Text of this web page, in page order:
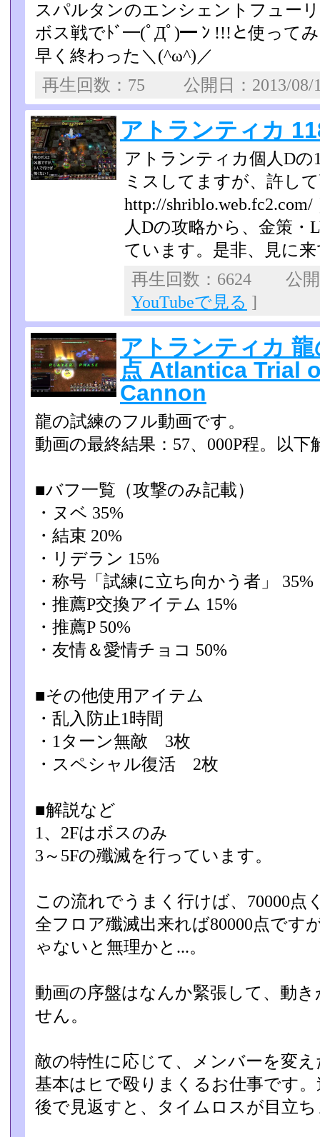
スパルタンのエンシェントフュー
ボス戦でﾄﾞ━(ﾟДﾟ)━ ﾝ !!!と使って
早く終わった＼(^ω^)／
再生回数：75 公開日：2013/
アトランティカ
アトランティカ個人Dの
ミスしてますが、許し
http://
人Dの攻略から、金策
ていま­す。是非、見に
再生回数：6624 公
YouTubeで見る ]
アトランティカ
点 Atlantica Trial
Cannon
龍の試練のフル動画です。
動画の最終結果：57、000P程。以下
■バフ一覧（攻撃のみ記載）
・ヌベ 35%
・結束 20%
・リデラン 15%
・称号「試練に立ち向かう者」 35%
・推薦P交換アイテム 15%
・推薦P 50%
・友情＆愛情チョコ 50%
■その他使用アイテム
・乱入防止1時間
・1ターン無敵 3枚
・スペシャル復活 2枚
■解説など
1、2Fはボスのみ
3～5Fの殲滅を行っています。
この流れでうまく行けば、70000点
全フロア殲滅出来れば80000点です
ゃないと無理かと..­.。
動画の序盤はなんか緊張して、動
せん。
敵の特性に応じて、メンバーを変
基本はヒで殴りまくるお仕事です。
後で見返すと、タイムロスが目立ち